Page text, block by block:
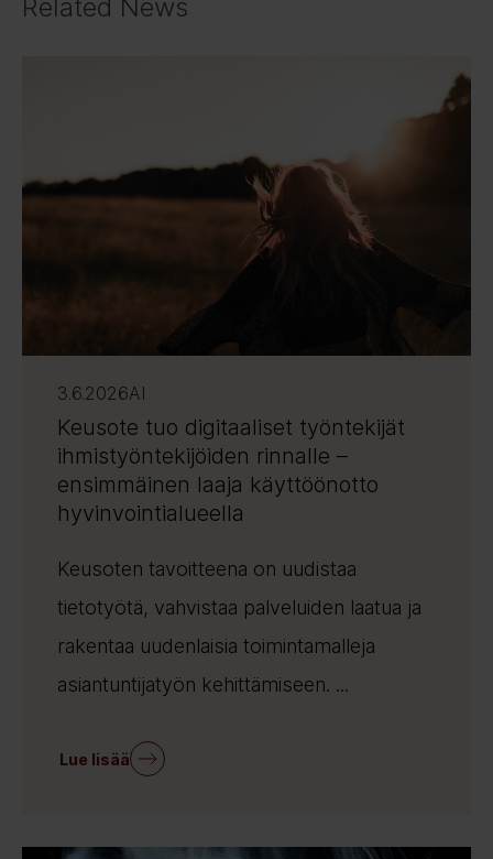
Related News
3.6.2026AI
Keusote tuo digitaaliset työntekijät
ihmistyöntekijöiden rinnalle –
ensimmäinen laaja käyttöönotto
hyvinvointialueella
Keusoten tavoitteena on uudistaa
tietotyötä, vahvistaa palveluiden laatua ja
rakentaa uudenlaisia toimintamalleja
asiantuntijatyön kehittämiseen. ...
Lue lisää